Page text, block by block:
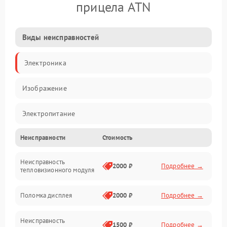
прицела ATN
Виды неисправностей
Электроника
Изображение
Электропитание
Измерения
Матрица
Неисправности Стоимость
Неисправность
тепловизионного модуля
2000 ₽ Подробнее →
Поломка дисплея 2000 ₽ Подробнее →
Неисправность
1500 ₽ Подробнее →